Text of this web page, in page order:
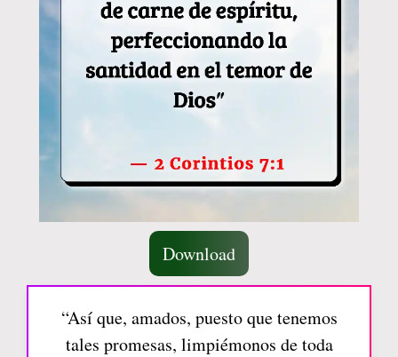
Download
“Así que, amados, puesto que tenemos
tales promesas, limpiémonos de toda